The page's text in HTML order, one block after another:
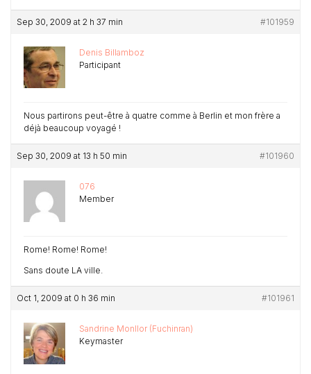
Sep 30, 2009 at 2 h 37 min #101959
Denis Billamboz
Participant
Nous partirons peut-être à quatre comme à Berlin et mon frère a
déjà beaucoup voyagé !
Sep 30, 2009 at 13 h 50 min #101960
076
Member
Rome! Rome! Rome!
Sans doute LA ville.
Oct 1, 2009 at 0 h 36 min #101961
Sandrine Monllor (Fuchinran)
Keymaster